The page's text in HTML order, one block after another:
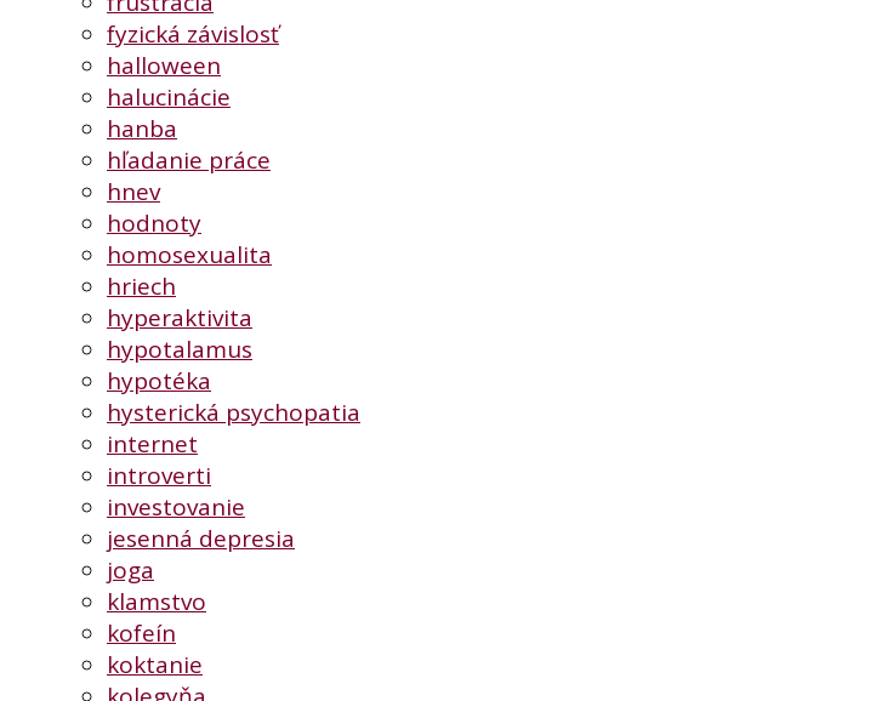
fyzická závislosť
halloween
halucinácie
hanba
hľadanie práce
hnev
hodnoty
homosexualita
hriech
hyperaktivita
hypotalamus
hypotéka
hysterická psychopatia
internet
introverti
investovanie
jesenná depresia
joga
klamstvo
kofeín
koktanie